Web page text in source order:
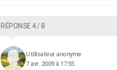
RÉPONSE 4 / 8
Utilisateur anonyme
7 avr. 2009 à 17:55